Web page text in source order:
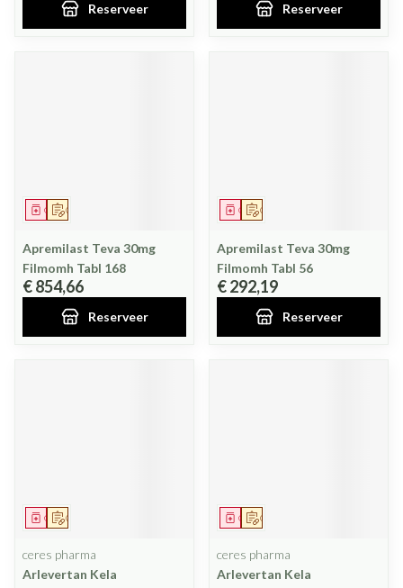
Reserveer Reserveer
Op voorschrift
Geneesmiddel
Apremilast Teva 30mg
Filmomh Tabl 168
€ 854,66
Reserveer
Op voorschrift
Geneesmiddel
Apremilast Teva 30mg
Filmomh Tabl 56
€ 292,19
Reserveer
Op voorschrift
Geneesmiddel
ceres pharma
Arlevertan Kela
Op voorschrift
Geneesmiddel
ceres pharma
Arlevertan Kela